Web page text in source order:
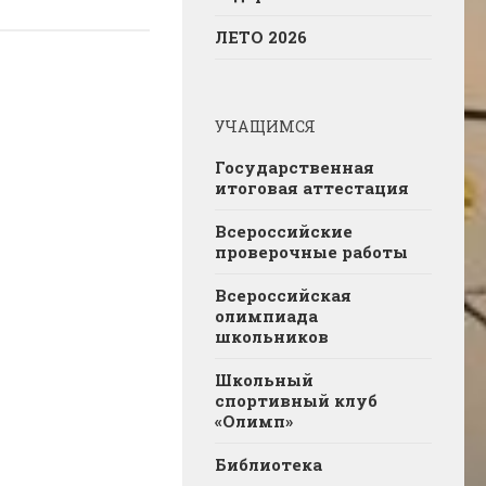
ЛЕТО 2026
УЧАЩИМСЯ
Государственная
итоговая аттестация
Всероссийские
проверочные работы
Всероссийская
олимпиада
школьников
Школьный
спортивный клуб
«Олимп»
Библиотека